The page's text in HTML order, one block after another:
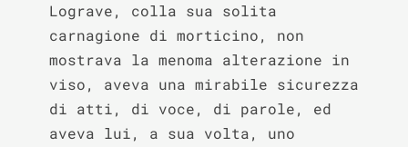
Lograve, colla sua solita
carnagione di morticino, non
mostrava la menoma alterazione in
viso, aveva una mirabile sicurezza
di atti, di voce, di parole, ed
aveva lui, a sua volta, uno